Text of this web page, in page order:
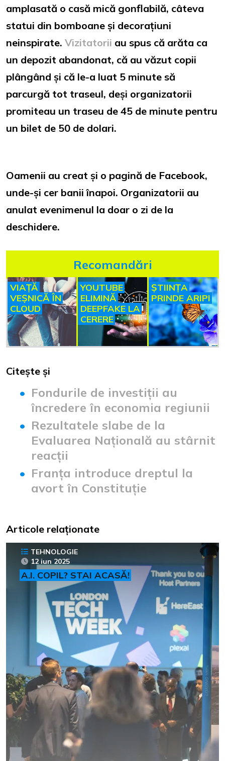
amplasată o casă mică gonflabilă, câteva
statui din bomboane și decorațiuni
neinspirate. Vizitatorii au spus că arăta ca
un depozit abandonat, că au văzut copii
plângând și că le-a luat 5 minute să
parcurgă tot traseul, deși organizatorii
promiteau un traseu de 45 de minute pentru
un bilet de 50 de dolari.
Oamenii au creat și o pagină de Facebook,
unde-și cer banii înapoi. Organizatorii au
anulat evenimenul la doar o zi de la
deschidere.
Recomandări
VIAȚĂ
VEȘNICĂ ÎN
CLOUD
YOUTUBE
ELIMINĂ
DEEPFAKE LA
CERERE
ȘTIINȚA
PRINDE ARIPI
Citește și
Fondurile de investiții au
încredere în economia regiunii
Rezultatele slabe de la
Evaluarea Națională au stârnit
reacții
Franța introduce dreptul la
avort în Constituție
Articole relaționate
TEHNOLOGIE
12 iun 2025
A.I. COPIL? STAI ACASĂ!